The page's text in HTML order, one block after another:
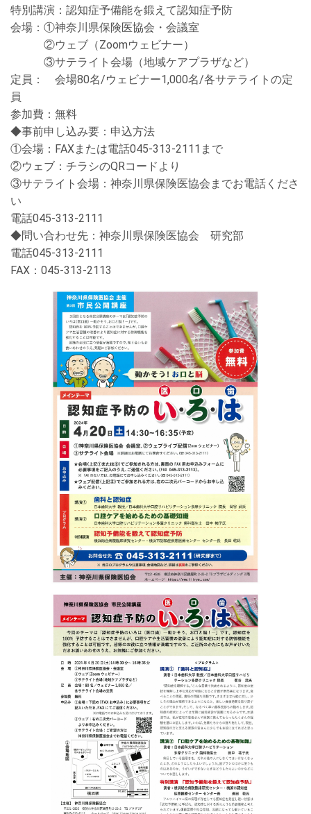
特別講演：認知症予備能を鍛えて認知症予防
会場：①神奈川県保険医協会・会議室
②ウェブ（Zoomウェビナー）
③サテライト会場（地域ケアプラザなど）
定員： 会場80名/ウェビナー1,000名/各サテライトの定
員
参加費：無料
◆事前申し込み要：申込方法
①会場： FAXまたは電話045-313-2111 まで
②ウェブ：チラシのQRコードより
③サテライト会場：神奈川県保険医協会までお電話くださ
い
電話045-313-2111
◆問い合わせ先：神奈川県保険医協会 研究部
電話045-313-2111
FAX ： 045-313-2113